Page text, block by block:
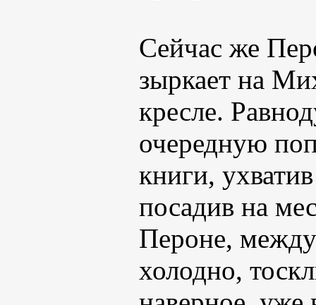
Сейчас же
зыркает на
кресле.
очередную
книги,
посадив на
Пероне,
холодно,